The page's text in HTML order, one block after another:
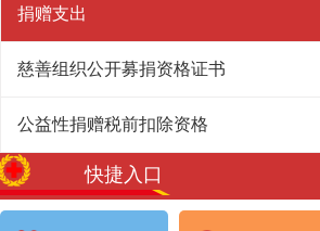
捐赠支出
慈善组织公开募捐资格证书
公益性捐赠税前扣除资格
快捷入口